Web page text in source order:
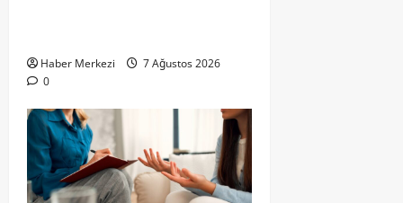
Haber Merkezi
7 Ağustos 2026
0